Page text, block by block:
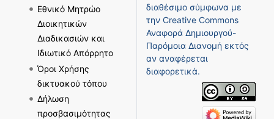
Εθνικό Μητρώο
Διοικητικών
Διαδικασιών και
Ιδιωτικό Απόρρητο
Όροι Χρήσης
δικτυακού τόπου
Δήλωση
προσβασιμότητας
διαθέσιμο σύμφωνα με
την Creative Commons
Αναφορά Δημιουργού-
Παρόμοια Διανομή εκτός
αν αναφέρεται
διαφορετικά.